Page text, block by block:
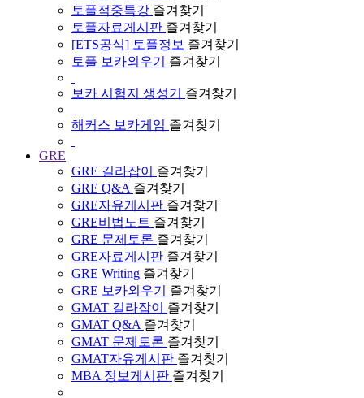
토플적중특강 즐겨찾기
토플자료게시판 즐겨찾기
[ETS공식] 토플정보 즐겨찾기
토플 보카외우기
즐겨찾기
보카 시험지 생성기 즐겨찾기
해커스 보카게임 즐겨찾기
GRE
GRE 길라잡이
즐겨찾기
GRE Q&A 즐겨찾기
GRE자유게시판 즐겨찾기
GRE비법노트 즐겨찾기
GRE 문제토론 즐겨찾기
GRE자료게시판 즐겨찾기
GRE Writing 즐겨찾기
GRE 보카외우기
즐겨찾기
GMAT 길라잡이
즐겨찾기
GMAT Q&A 즐겨찾기
GMAT 문제토론 즐겨찾기
GMAT자유게시판 즐겨찾기
MBA 정보게시판 즐겨찾기